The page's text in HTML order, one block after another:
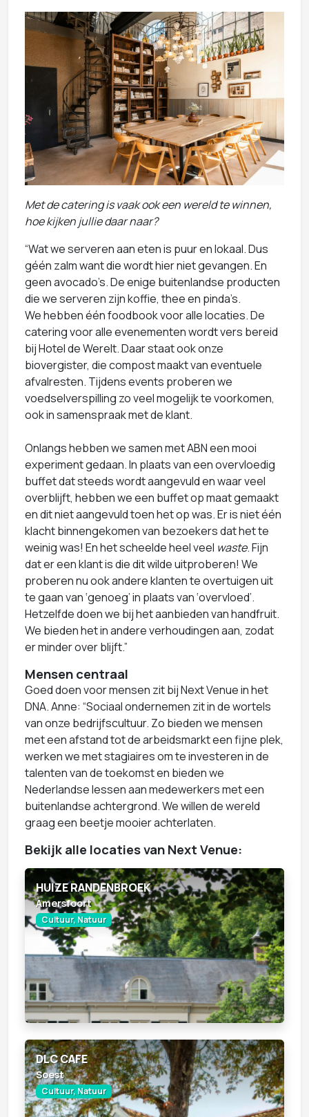
Met de catering is vaak ook een wereld te winnen,
hoe kijken jullie daar naar?
“Wat we serveren aan eten is puur en lokaal. Dus
géén zalm want die wordt hier niet gevangen. En
geen avocado’s. De enige buitenlandse producten
die we serveren zijn koffie, thee en pinda’s.
We hebben één foodbook voor alle locaties. De
catering voor alle evenementen wordt vers bereid
bij Hotel de Werelt. Daar staat ook onze
biovergister, die compost maakt van eventuele
afvalresten. Tijdens events proberen we
voedselverspilling zo veel mogelijk te voorkomen,
ook in samenspraak met de klant.
Onlangs hebben we samen met ABN een mooi
experiment gedaan. In plaats van een overvloedig
buffet dat steeds wordt aangevuld en waar veel
overblijft, hebben we een buffet op maat gemaakt
en dit niet aangevuld toen het op was. Er is niet één
klacht binnengekomen van bezoekers dat het te
weinig was! En het scheelde heel veel waste. Fijn
dat er een klant is die dit wilde uitproberen! We
proberen nu ook andere klanten te overtuigen uit
te gaan van ‘genoeg’ in plaats van ‘overvloed’.
Hetzelfde doen we bij het aanbieden van handfruit.
We bieden het in andere verhoudingen aan, zodat
er minder over blijft.”
Mensen centraal
Goed doen voor mensen zit bij Next Venue in het
DNA. Anne: “Sociaal ondernemen zit in de wortels
van onze bedrijfscultuur. Zo bieden we mensen
met een afstand tot de arbeidsmarkt een fijne plek,
werken we met stagiaires om te investeren in de
talenten van de toekomst en bieden we
Nederlandse lessen aan medewerkers met een
buitenlandse achtergrond. We willen de wereld
graag een beetje mooier achterlaten.
Bekijk alle locaties van Next Venue:
HUIZE RANDENBROEK
Amersfoort
Cultuur, Natuur
DLC CAFE
Soest
Cultuur, Natuur